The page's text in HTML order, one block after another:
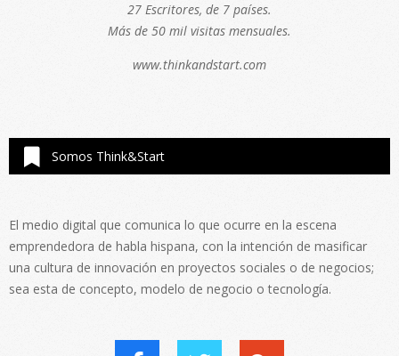
27 Escritores, de 7 países.
Más de 50 mil visitas mensuales.
www.thinkandstart.com
Somos Think&Start
El medio digital que comunica lo que ocurre en la escena
emprendedora de habla hispana, con la intención de masificar
una cultura de innovación en proyectos sociales o de negocios;
sea esta de concepto, modelo de negocio o tecnología.